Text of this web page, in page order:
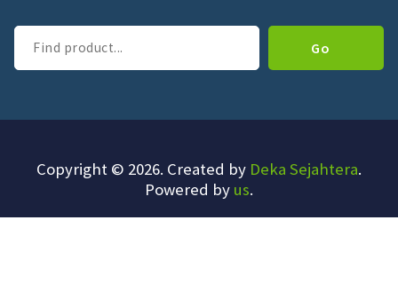
Cari
Go
Copyright © 2026. Created by Deka Sejahtera.
Powered by us.